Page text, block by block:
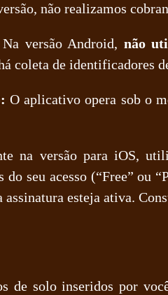
não realizamos
Na versão Android, não
coleta de identificadores
O aplicativo opera sob o
na versão para iOS,
do seu acesso (“Free” ou
assinatura esteja ativa.
de solo inseridos por